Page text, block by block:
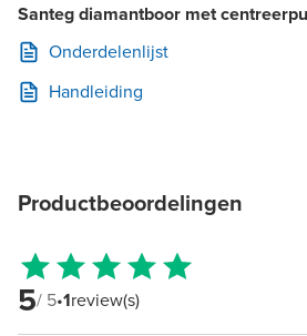
Santeg diamantboor met
Onderdelenlijst
Handleiding
Productbeoordelingen
5/ 5•1review(s)